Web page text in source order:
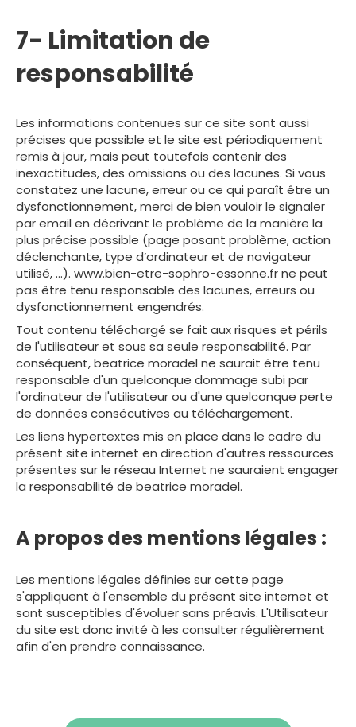
7- Limitation de
responsabilité
Les informations contenues sur ce site sont aussi
précises que possible et le site est périodiquement
remis à jour, mais peut toutefois contenir des
inexactitudes, des omissions ou des lacunes. Si vous
constatez une lacune, erreur ou ce qui paraît être un
dysfonctionnement, merci de bien vouloir le signaler
par email en décrivant le problème de la manière la
plus précise possible (page posant problème, action
déclenchante, type d’ordinateur et de navigateur
utilisé, …). www.bien-etre-sophro-essonne.fr ne peut
pas être tenu responsable des lacunes, erreurs ou
dysfonctionnement engendrés.
Tout contenu téléchargé se fait aux risques et périls
de l'utilisateur et sous sa seule responsabilité. Par
conséquent, beatrice moradel ne saurait être tenu
responsable d'un quelconque dommage subi par
l'ordinateur de l'utilisateur ou d'une quelconque perte
de données consécutives au téléchargement.
Les liens hypertextes mis en place dans le cadre du
présent site internet en direction d'autres ressources
présentes sur le réseau Internet ne sauraient engager
la responsabilité de beatrice moradel.
A propos des mentions légales :
Les mentions légales définies sur cette page
s'appliquent à l'ensemble du présent site internet et
sont susceptibles d'évoluer sans préavis. L'Utilisateur
du site est donc invité à les consulter régulièrement
afin d'en prendre connaissance.